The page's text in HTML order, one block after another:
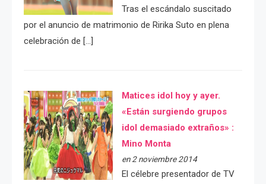
Tras el escándalo suscitado
por el anuncio de matrimonio de Ririka Suto en plena
celebración de […]
Matices idol hoy y ayer.
«Están surgiendo grupos
idol demasiado extraños» :
Mino Monta
en 2 noviembre 2014
El célebre presentador de TV